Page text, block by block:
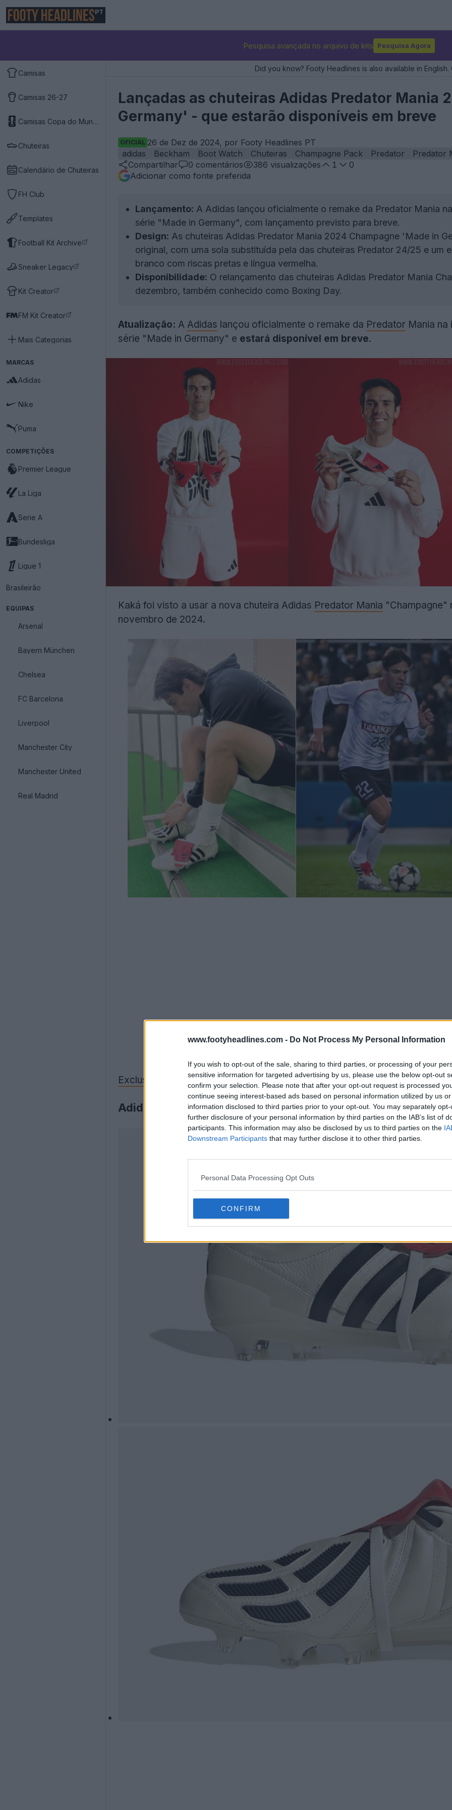
www.footyheadlines.com - Do Not Process My Personal Information
If you wish to opt-out of the sale, sharing to third parties, or processing of your
sensitive information for targeted advertising by us, please use the below opt-out
confirm your selection. Please note that after your opt-out request is processed
continue seeing interest-based ads based on personal information utilized by us
information disclosed to third parties prior to your opt-out. You may separately
further disclosure of your personal information by third parties on the IAB’s list of
participants. This information may also be disclosed by us to third parties on the
Downstream Participants that may further disclose it to other third parties.
Personal Data Processing Opt Outs
CONFIRM
PT
Pesquisa avançada no arquivo de kits Pesquisa Agora
Camisas
Camisas 26-27
Camisas Copa do Mundo 2026
Chuteiras
Calendário de Chuteiras
FH Club
Templates
Football Kit Archive
Sneaker Legacy
Kit Creator
FM Kit Creator
Mais Categorias
MARCAS
Adidas
Nike
Puma
COMPETIÇÕES
Premier League
La Liga
Serie A
Bundesliga
Ligue 1
Brasileirão
EQUIPAS
Arsenal
Bayern München
Chelsea
FC Barcelona
Liverpool
Manchester City
Manchester United
Real Madrid
Did you know? Footy Headlines is also available in
Lançadas as chuteiras Adidas Predator Mania
Germany' - que estarão disponíveis em breve
OFICIAL 26 de Dez de 2024, por Footy Headlines PT
adidas
Beckham Boot Watch Chuteiras Champagne Pack Predator
Predator
Compartilhar
0 comentários 386 visualizações 1
0
Adicionar como fonte preferida
Lançamento: A Adidas lançou oficialmente o remake da Predator Mania
série "Made in Germany", com lançamento previsto para breve.
Design: As chuteiras Adidas Predator Mania 2024 Champagne 'Made in
original, com uma sola substituída pela das chuteiras Predator 24/25 e um
branco com riscas pretas e língua vermelha.
Disponibilidade: O relançamento das chuteiras Adidas Predator Mania
dezembro, também conhecido como Boxing Day.
Atualização: A Adidas lançou oficialmente o remake da Predator Mania
série "Made in Germany" e estará disponível em breve.
Kaká foi visto a usar a nova chuteira Adidas Predator Mania "Champagne"
novembro de 2024.
Exclusivo: As chuteiras Adidas Predator Mania serão lançadas no Boxing
Adidas Predator Mania 2024 Champagne 'Made in